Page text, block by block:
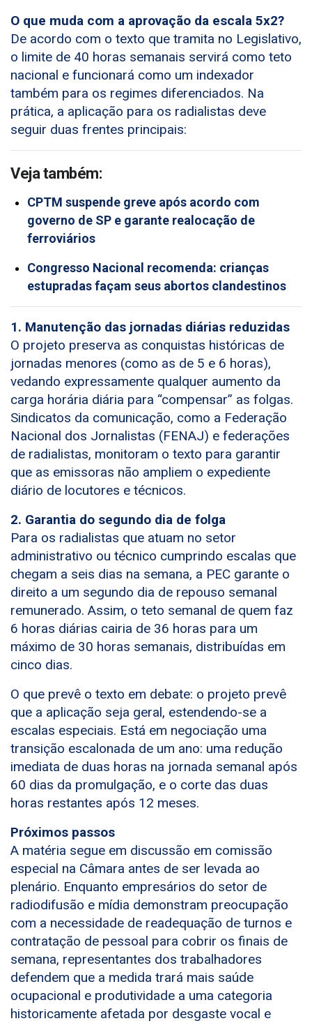
O que muda com a aprovação da escala 5x2?
De acordo com o texto que tramita no Legislativo,
o limite de 40 horas semanais servirá como teto
nacional e funcionará como um indexador
também para os regimes diferenciados. Na
prática, a aplicação para os radialistas deve
seguir duas frentes principais:
Veja também:
CPTM suspende greve após acordo com
governo de SP e garante realocação de
ferroviários
Congresso Nacional recomenda: crianças
estupradas façam seus abortos clandestinos
1. Manutenção das jornadas diárias reduzidas
O projeto preserva as conquistas históricas de
jornadas menores (como as de 5 e 6 horas),
vedando expressamente qualquer aumento da
carga horária diária para “compensar” as folgas.
Sindicatos da comunicação, como a Federação
Nacional dos Jornalistas (FENAJ) e federações
de radialistas, monitoram o texto para garantir
que as emissoras não ampliem o expediente
diário de locutores e técnicos.
2. Garantia do segundo dia de folga
Para os radialistas que atuam no setor
administrativo ou técnico cumprindo escalas que
chegam a seis dias na semana, a PEC garante o
direito a um segundo dia de repouso semanal
remunerado. Assim, o teto semanal de quem faz
6 horas diárias cairia de 36 horas para um
máximo de 30 horas semanais, distribuídas em
cinco dias.
O que prevê o texto em debate: o projeto prevê
que a aplicação seja geral, estendendo-se a
escalas especiais. Está em negociação uma
transição escalonada de um ano: uma redução
imediata de duas horas na jornada semanal após
60 dias da promulgação, e o corte das duas
horas restantes após 12 meses.
Próximos passos
A matéria segue em discussão em comissão
especial na Câmara antes de ser levada ao
plenário. Enquanto empresários do setor de
radiodifusão e mídia demonstram preocupação
com a necessidade de readequação de turnos e
contratação de pessoal para cobrir os finais de
semana, representantes dos trabalhadores
defendem que a medida trará mais saúde
ocupacional e produtividade a uma categoria
historicamente afetada por desgaste vocal e